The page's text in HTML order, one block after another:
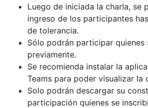
Luego de iniciada la charla, se
ingreso de los participantes
de tolerancia.
Sólo podrán participar quienes
previamente.
Se recomienda instalar la
Teams para poder visualizar la
Solo podrán descargar su
participación quienes se